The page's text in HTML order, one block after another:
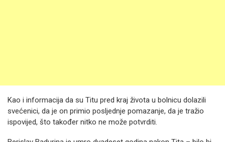
Kao i informacija da su Titu pred kraj života u bolnicu dolazili
svećenici, da je on primio posljednje pomazanje, da je tražio
ispovijed, što također nitko ne može potvrditi.